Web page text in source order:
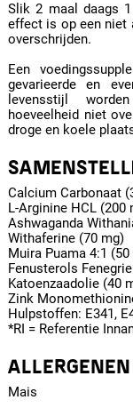
Slik 2 maal daags
effect is op een niet
overschrijden.
Een
gevarieerde en
levensstijl
hoeveelheid niet
droge en koele
Calcium Carbonaat
L-Arginine HCL (200
Ashwaganda
Withaferine (70 mg)
Muira Puama 4:1
Fenusterols
Katoenzaadolie (40
Zink
Hulpstoffen: E341,
*RI = Referentie
ALLERGENEN
Mais